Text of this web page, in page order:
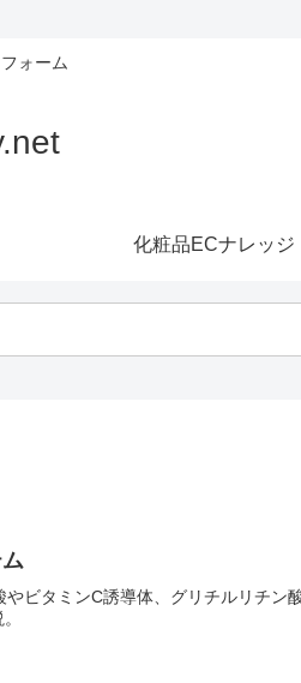
ォーム
化粧品ECナレッジ
ビタミンC誘導体、グリチルリチン